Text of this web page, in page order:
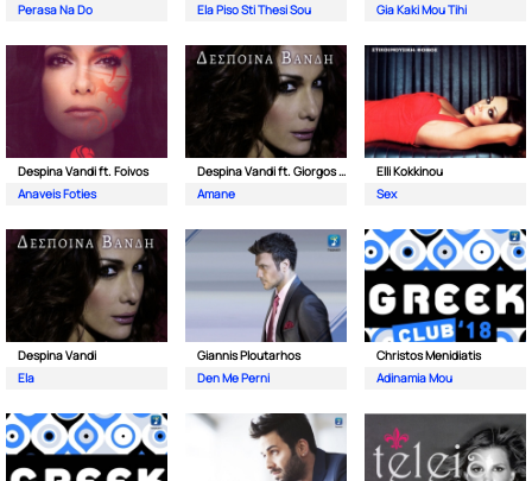
Perasa Na Do
Ela Piso Sti Thesi Sou
Gia Kaki Mou Tihi
Despina Vandi ft. Foivos
Anaveis Foties
Despina Vandi ft. Giorgos Mazonakis
Amane
Elli Kokkinou
Sex
Despina Vandi
Ela
Giannis Ploutarhos
Den Me Perni
Christos Menidiatis
Adinamia Mou